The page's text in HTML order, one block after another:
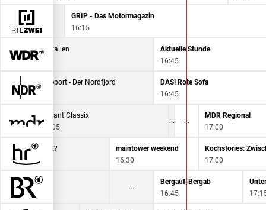
GRIP - Das Motormagazin
16:15
Wildes Italien
16:00
Aktuelle Stunde
16:45
Ostseereport - Der Nordfjord
16:00
DAS! Rote Sofa
16:45
Brisant Classix
16:05
MDR Regional
17:00
nützlich, gut?
maintower weekend
16:30
17:00
Bergauf-Bergab
16:45